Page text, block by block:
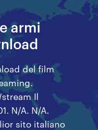
armi
del film
Il
N/A. N/A.
sito italiano